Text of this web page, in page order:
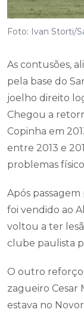
Foto: Ivan Storti/
As contusões,
pela base do
joelho direito
Chegou a
Copinha em
entre 2013 e
problemas
Após
foi vendido ao
voltou a ter
clube paulista
O outro
zagueiro Cesar
estava no